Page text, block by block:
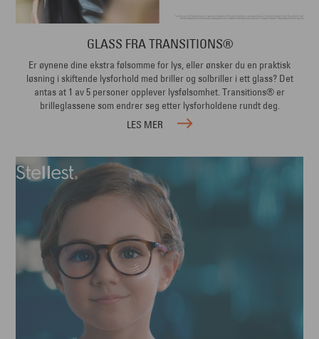
GLASS FRA TRANSITIONS®
Er øynene dine ekstra følsomme for lys, eller ønsker du en praktisk
løsning i skiftende lysforhold med briller og solbriller i ett glass? Det
antas at 1 av 5 personer opplever lysfølsomhet. Transitions® er
brilleglassene som endrer seg etter lysforholdene rundt deg.
LES MER